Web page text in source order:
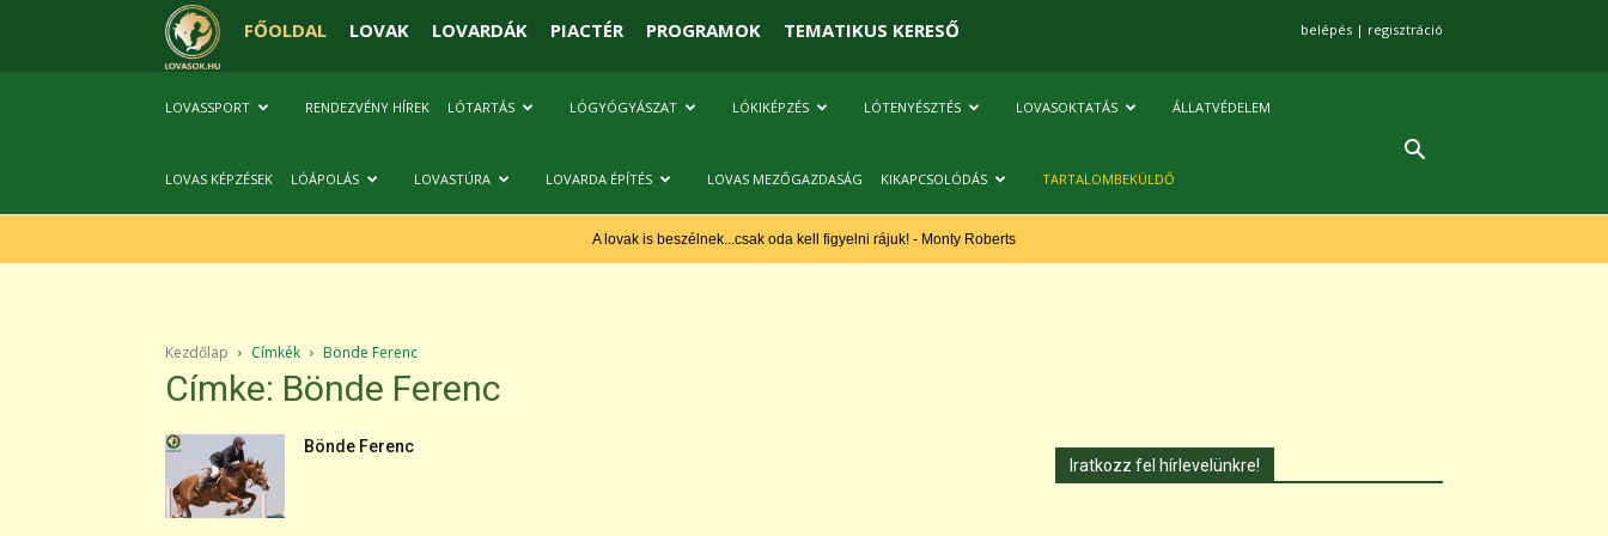
FŐOLDAL LOVAK LOVARDÁK PIACTÉR PROGRAMOK TEMATIKUS KERESŐ belépés | regisztráció
LOVASSPORT RENDEZVÉNY HÍREK LÓTARTÁS LÓGYÓGYÁSZAT LÓKIKÉPZÉS LÓTENYÉSZTÉS LOVASOKTATÁS ÁLLATVÉDELEM
LOVAS KÉPZÉSEK LÓÁPOLÁS LOVASTÚRA LOVARDA ÉPÍTÉS LOVAS MEZŐGAZDASÁG KIKAPCSOLÓDÁS TARTALOMBEKÜLDŐ
A lovak is beszélnek...csak oda kell figyelni rájuk! - Monty Roberts
Kezdőlap Címkék Bönde Ferenc
Címke: Bönde Ferenc
Bönde Ferenc
Iratkozz fel hírlevelünkre!